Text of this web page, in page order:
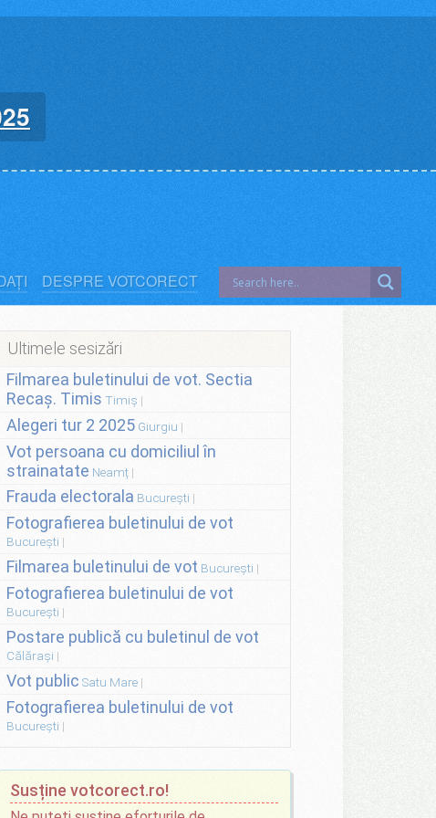
DESPRE VOTCORECT
Ultimele sesizări
Filmarea buletinului de vot. Sectia
Recaș. Timis Timiș
Alegeri tur 2 2025 Giurgiu
Vot persoana cu domiciliul în
strainatate Neamț
Frauda electorala București
Fotografierea buletinului de vot
București
Filmarea buletinului de vot București
Fotografierea buletinului de vot
București
Postare publică cu buletinul de vot
Călărași
Vot public Satu Mare
Fotografierea buletinului de vot
București
Susține votcorect.ro!